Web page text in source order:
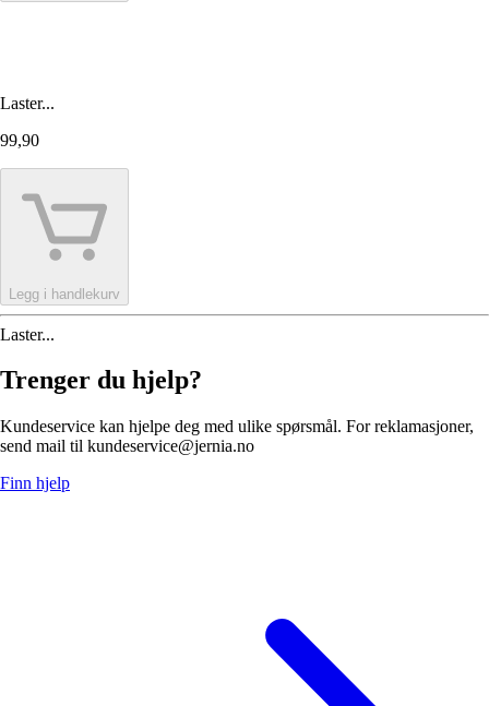
Laster...
99,90
Legg i handlekurv
Laster...
Trenger du hjelp?
Kundeservice kan hjelpe deg med ulike spørsmål. For reklamasjoner,
send mail til kundeservice@jernia.no
Finn hjelp